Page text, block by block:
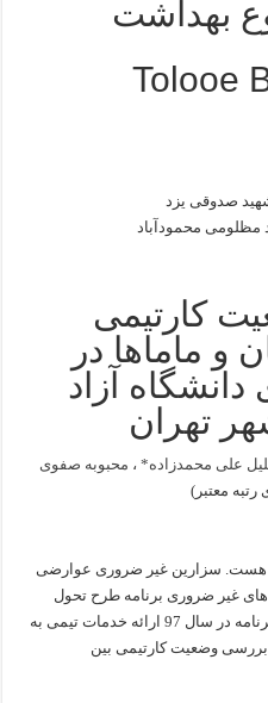
بهداشت
Tolooe
صدوقی یزد
مظلومی محمودآباد
کارتیمی
و ماماها در
دانشگاه آزاد
تهران
علی محمدزاده* ، محبوبه صفوی
معتبر)
هست. سزارین غیر ضروری عوارضی
غیر ضروری برنامه طرح تحول
سلامت اجرایی گردید. با ویرایش این برنامه در سال 97 ارائه خدمات تیمی به
بررسی وضعیت کارتیمی بین